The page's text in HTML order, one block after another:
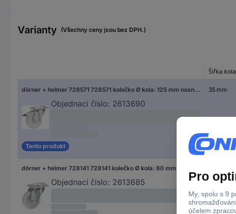
Varianty (Všechny ceny jsou bez DPH.)
Šířka kola
dörner + helmer 728571 728571 kolečko Ø kola: 125 mm nosnost (max.): 200 kg 1 ks
Objednací číslo: 2613690
Tento produkt
35 mm
Objednací číslo: 2613685